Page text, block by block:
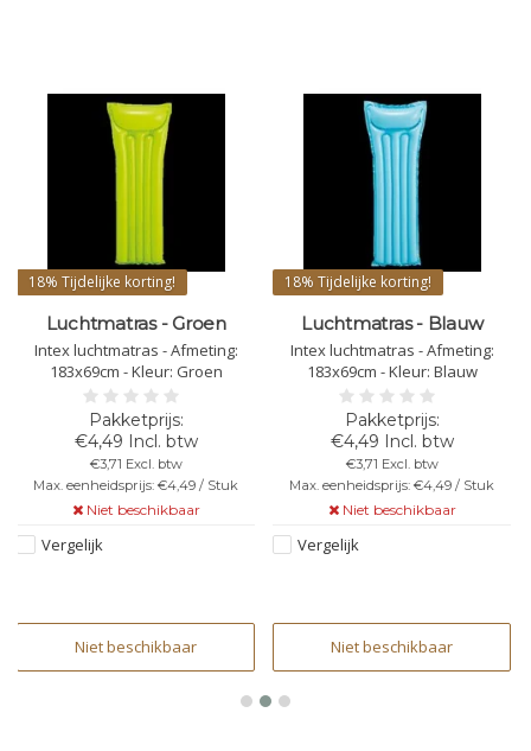
18% Tijdelijke korting!
Luchtmatras - Groen
Intex luchtmatras - Afmeting:
183x69cm - Kleur: Groen
€4,49 Incl. btw
€3,71 Excl. btw
Max. eenheidsprijs: €4,49 / Stuk
Niet beschikbaar
Vergelijk
Niet beschikbaar
18% Tijdelijke korting!
Luchtmatras - Blauw
Intex luchtmatras - Afmeting:
183x69cm - Kleur: Blauw
€4,49 Incl. btw
€3,71 Excl. btw
Max. eenheidsprijs: €4,49 / Stuk
Niet beschikbaar
Vergelijk
Niet beschikbaar